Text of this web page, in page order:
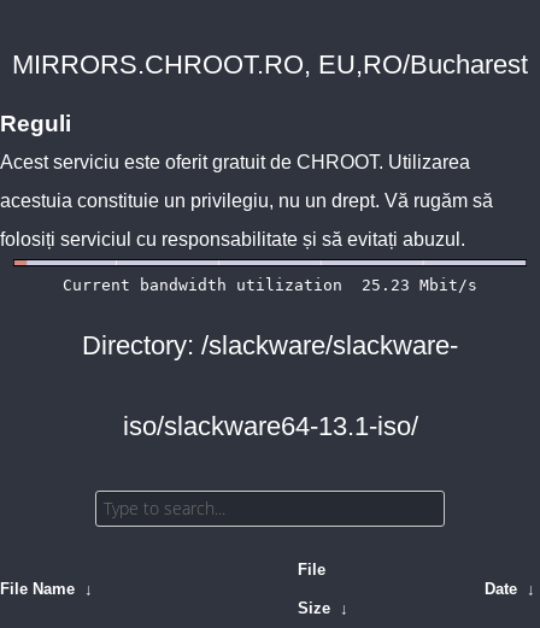
MIRRORS.CHROOT.RO, EU,RO/Bucharest
Reguli
Acest serviciu este oferit gratuit de CHROOT. Utilizarea
acestuia constituie un privilegiu, nu un drept. Vă rugăm să
folosiți serviciul cu responsabilitate și să evitați abuzul.
Directory: /slackware/slackware-
iso/slackware64-13.1-iso/
File Name ↓
File
Size ↓
Date ↓